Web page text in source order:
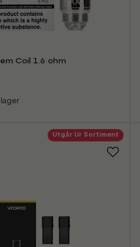
Coil 1.6 ohm
lager
Utgår Ur Sortiment